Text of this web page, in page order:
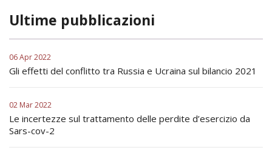
Ultime pubblicazioni
06 Apr 2022
Gli effetti del conflitto tra Russia e Ucraina sul bilancio 2021
02 Mar 2022
Le incertezze sul trattamento delle perdite d’esercizio da
Sars-cov-2